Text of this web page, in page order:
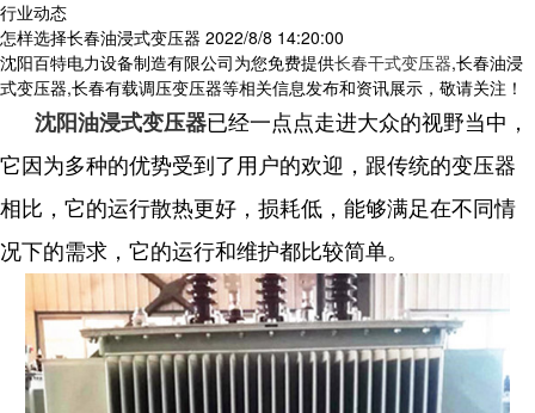
行业动态
怎样选择长春油浸式变压器 2022/8/8 14:20:00
沈阳百特电力设备制造有限公司为您免费提供长春干式变压器,长春油浸
式变压器,长春有载调压变压器等相关信息发布和资讯展示，敬请关注！
沈阳油浸式变压器已经一点点走进大众的视野当中，
它因为多种的优势受到了用户的欢迎，跟传统的变压器
相比，它的运行散热更好，损耗低，能够满足在不同情
况下的需求，它的运行和维护都比较简单。